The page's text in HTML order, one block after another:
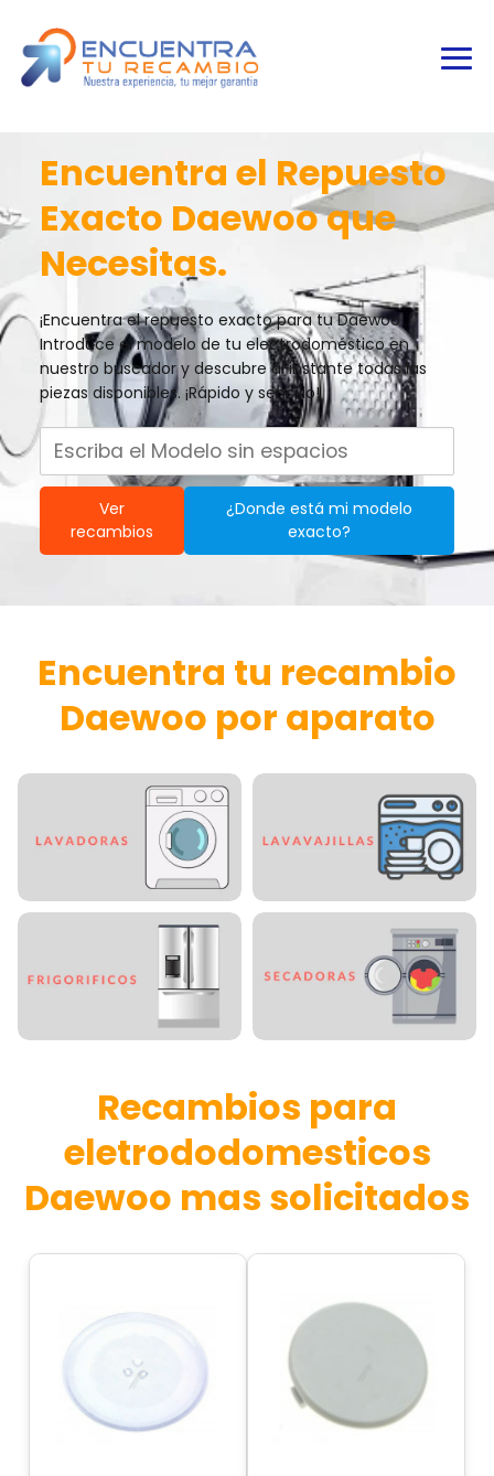
Encuentra el Repuesto
Exacto Daewoo que
Necesitas.
¡Encuentra el repuesto exacto para tu Daewoo!
Introduce el modelo de tu electrodoméstico en
nuestro buscador y descubre al instante todas las
piezas disponibles. ¡Rápido y sencillo!
Ver
recambios
¿Donde está mi modelo
exacto?
Encuentra tu recambio
Daewoo por aparato
Recambios para
eletrododomesticos
Daewoo mas solicitados